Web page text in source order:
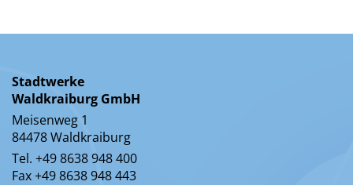
Stadtwerke
Waldkraiburg GmbH
Meisenweg 1
84478 Waldkraiburg
Tel. +49 8638 948 400
Fax +49 8638 948 443